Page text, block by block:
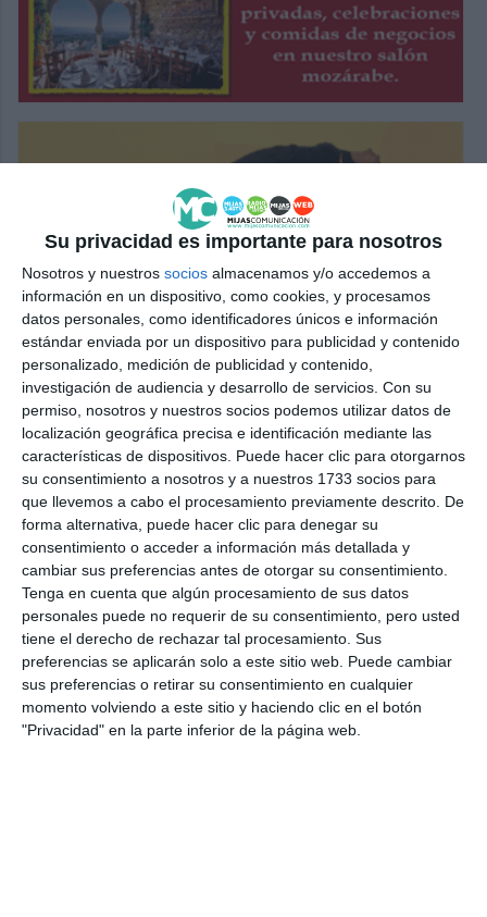
Su privacidad es importante para nosotros
Nosotros y nuestros socios almacenamos y/o accedemos a
información en un dispositivo, como cookies, y procesamos
datos personales, como identificadores únicos e información
estándar enviada por un dispositivo para publicidad y contenido
personalizado, medición de publicidad y contenido,
investigación de audiencia y desarrollo de servicios. Con su
permiso, nosotros y nuestros socios podemos utilizar datos de
localización geográfica precisa e identificación mediante las
características de dispositivos. Puede hacer clic para otorgarnos
su consentimiento a nosotros y a nuestros 1733 socios para
que llevemos a cabo el procesamiento previamente descrito. De
forma alternativa, puede hacer clic para denegar su
consentimiento o acceder a información más detallada y
cambiar sus preferencias antes de otorgar su consentimiento.
Tenga en cuenta que algún procesamiento de sus datos
personales puede no requerir de su consentimiento, pero usted
tiene el derecho de rechazar tal procesamiento. Sus
preferencias se aplicarán solo a este sitio web. Puede cambiar
sus preferencias o retirar su consentimiento en cualquier
momento volviendo a este sitio y haciendo clic en el botón
"Privacidad" en la parte inferior de la página web.